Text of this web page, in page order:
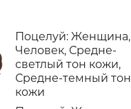
Поцелуй: Женщина,
Человек, Средне-
светлый тон кожи,
Средне-темный тон
кожи